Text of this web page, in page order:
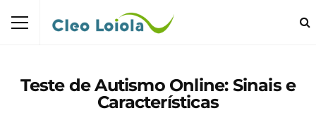
Teste de Autismo Online: Sinais e
Características